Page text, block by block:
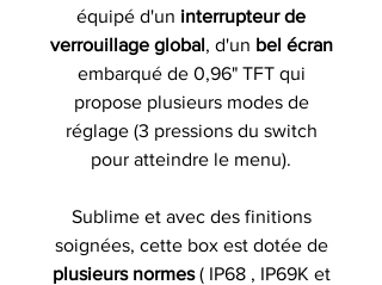
équipé d'un interrupteur de
verrouillage global, d'un bel écran
embarqué de 0,96" TFT qui
propose plusieurs modes de
réglage (3 pressions du switch
pour atteindre le menu).
Sublime et avec des finitions
soignées, cette box est dotée de
plusieurs normes( IP68 , IP69K et